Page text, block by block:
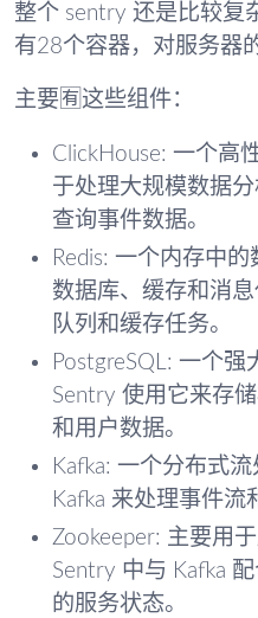
整个 sentry 还是比较复
有28个容器，对服务器
主要🈶️这些组件：
ClickHouse: 一个高
于处理大规模数据
查询事件数据。
Redis: 一个内存中
数据库、缓存和消
队列和缓存任务。
PostgreSQL: 一个强
Sentry 使用它来存
和用户数据。
Kafka: 一个分布式
Kafka 来处理事件流
Zookeeper: 主要用
Sentry 中与 Kafka
的服务状态。